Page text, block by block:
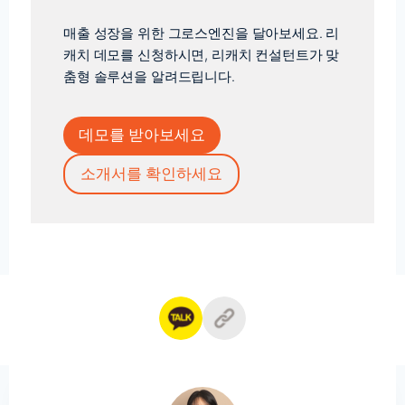
매출 성장을 위한 그로스엔진을 달아보세요. 리
캐치 데모를 신청하시면, 리캐치 컨설턴트가 맞
춤형 솔루션을 알려드립니다.
데모를 받아보세요
소개서를 확인하세요